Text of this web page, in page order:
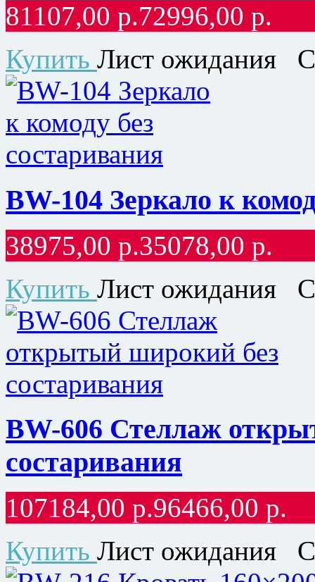
81107,00 р.72996,00 р.
Купить Лист ожидания
BW-104 Зеркало к
38975,00 р.35078,00 р.
Купить Лист ожидания
BW-606 Стеллаж
состаривания
107184,00 р.96466,00 р.
Купить Лист ожидания